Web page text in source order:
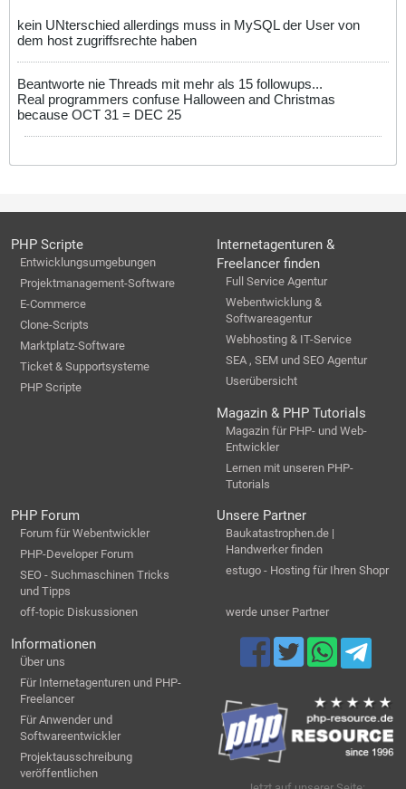
kein UNterschied allerdings muss in MySQL der User von
dem host zugriffsrechte haben
Beantworte nie Threads mit mehr als 15 followups...
Real programmers confuse Halloween and Christmas
because OCT 31 = DEC 25
PHP Scripte
Entwicklungsumgebungen
Projektmanagement-Software
E-Commerce
Clone-Scripts
Marktplatz-Software
Ticket & Supportsysteme
PHP Scripte
Internetagenturen &
Freelancer finden
Full Service Agentur
Webentwicklung &
Softwareagentur
Webhosting & IT-Service
SEA , SEM und SEO Agentur
Userübersicht
Magazin & PHP Tutorials
Magazin für PHP- und Web-
Entwickler
Lernen mit unseren PHP-
Tutorials
PHP Forum
Forum für Webentwickler
PHP-Developer Forum
SEO - Suchmaschinen Tricks
und Tipps
off-topic Diskussionen
Unsere Partner
Baukatastrophen.de |
Handwerker finden
estugo - Hosting für Ihren Shopr
werde unser Partner
Informationen
Über uns
Für Internetagenturen und PHP-
Freelancer
Für Anwender und
Softwareentwickler
Projektausschreibung
veröffentlichen